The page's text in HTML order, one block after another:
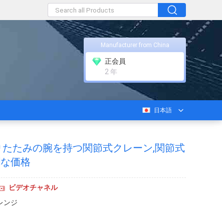
Manufacturer from China
正会員
2 年
日本語
たみの腕を持つ関節式クレーン,関節式
価格
ビデオチャネル
ンジ